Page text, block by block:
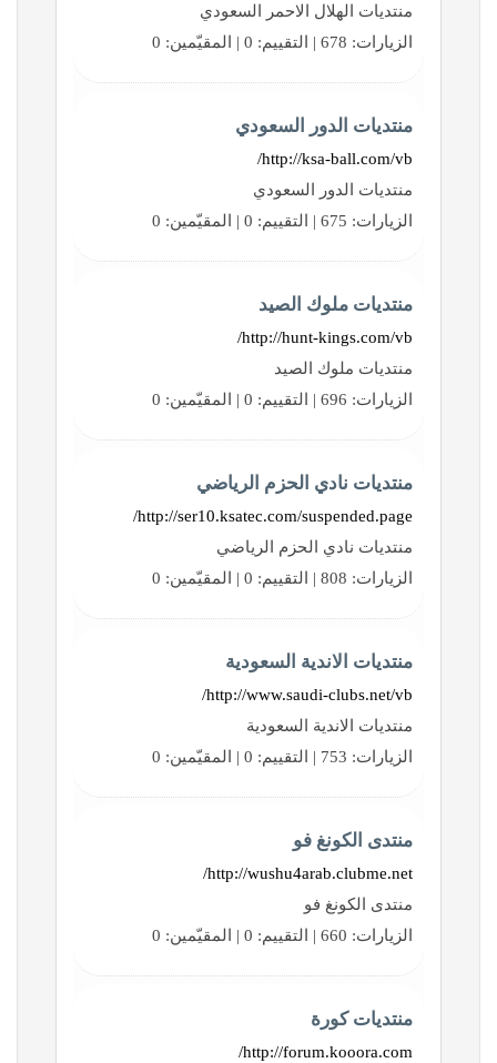
منتديات الهلال الاحمر السعودي
الزيارات: 678 | التقييم: 0 | المقيّمين: 0
منتديات الدور السعودي
http://ksa-ball.com/vb/
منتديات الدور السعودي
الزيارات: 675 | التقييم: 0 | المقيّمين: 0
منتديات ملوك الصيد
http://hunt-kings.com/vb/
منتديات ملوك الصيد
الزيارات: 696 | التقييم: 0 | المقيّمين: 0
منتديات نادي الحزم الرياضي
http://ser10.ksatec.com/suspended.page/
منتديات نادي الحزم الرياضي
الزيارات: 808 | التقييم: 0 | المقيّمين: 0
منتديات الاندية السعودية
http://www.saudi-clubs.net/vb/
منتديات الاندية السعودية
الزيارات: 753 | التقييم: 0 | المقيّمين: 0
منتدى الكونغ فو
http://wushu4arab.clubme.net/
منتدى الكونغ فو
الزيارات: 660 | التقييم: 0 | المقيّمين: 0
منتديات كورة
http://forum.kooora.com/